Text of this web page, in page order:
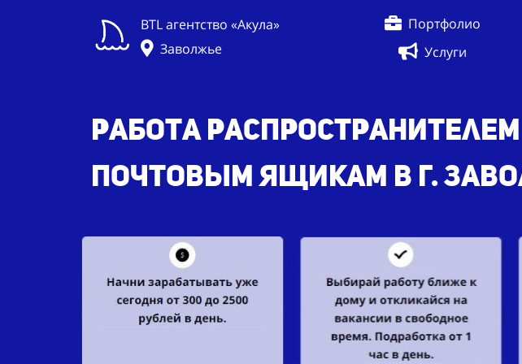
BTL агентство «Акула»
Заволжье
Портфолио
Услуги
Работа
почтовым ящикам в г.